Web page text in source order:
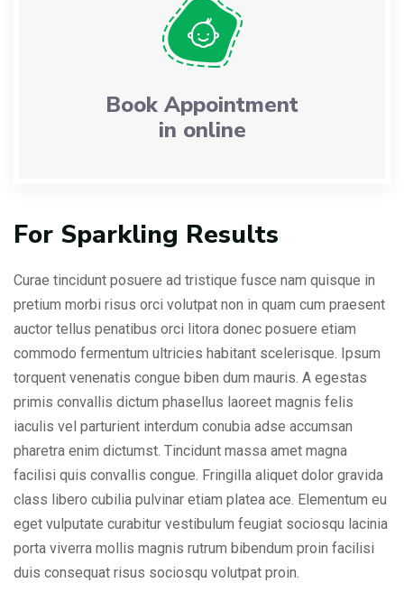
Book Appointment
in online
For Sparkling Results
Curae tincidunt posuere ad tristique fusce nam quisque in
pretium morbi risus orci volutpat non in quam cum praesent
auctor tellus penatibus orci litora donec posuere etiam
commodo fermentum ultricies habitant scelerisque. Ipsum
torquent venenatis congue biben dum mauris. A egestas
primis convallis dictum phasellus laoreet magnis felis
iaculis vel parturient interdum conubia adse accumsan
pharetra enim dictumst. Tincidunt massa amet magna
facilisi quis convallis congue. Fringilla aliquet dolor gravida
class libero cubilia pulvinar etiam platea ace. Elementum eu
eget vulputate curabitur vestibulum feugiat sociosqu lacinia
porta viverra mollis magnis rutrum bibendum proin facilisi
duis consequat risus sociosqu volutpat proin.